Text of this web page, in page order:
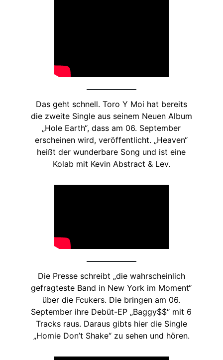
Das geht schnell. Toro Y Moi hat bereits
die zweite Single aus seinem Neuen Album
„Hole Earth“, dass am 06. September
erscheinen wird, veröffentlicht. „Heaven“
heißt der wunderbare Song und ist eine
Kolab mit Kevin Abstract & Lev.
Die Presse schreibt „die wahrscheinlich
gefragteste Band in New York im Moment“
über die Fcukers. Die bringen am 06.
September ihre Debüt-EP „Baggy$$“ mit 6
Tracks raus. Daraus gibts hier die Single
„Homie Don’t Shake“ zu sehen und hören.